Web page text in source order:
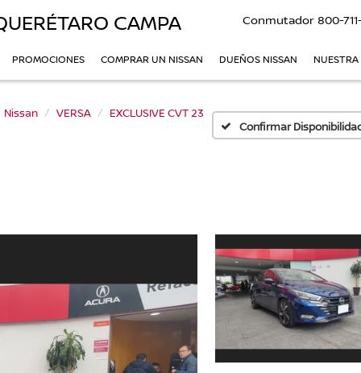
CAMPA Conmutador 800-
PROMOCIONES COMPRAR UN NISSAN DUEÑOS NISSAN
Nissan VERSA
EXCLUSIVE CVT 23
Confirmar